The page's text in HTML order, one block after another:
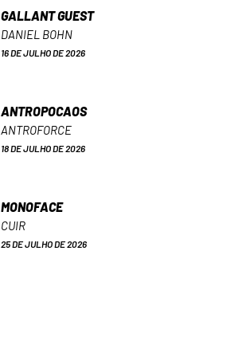
GALLANT GUEST
DANIEL BOHN
16 DE JULHO DE 2026
ANTROPOCAOS
ANTROFORCE
18 DE JULHO DE 2026
MONOFACE
CUIR
25 DE JULHO DE 2026